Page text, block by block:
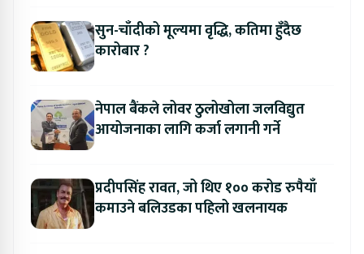
सुन-चाँदीको मूल्यमा वृद्धि, कतिमा हुँदैछ
कारोबार ?
नेपाल बैंकले लोवर ठुलोखोला जलविद्युत
आयोजनाका लागि कर्जा लगानी गर्ने
प्रदीपसिंह रावत, जो थिए १०० करोड रुपैयाँ
कमाउने बलिउडका पहिलो खलनायक